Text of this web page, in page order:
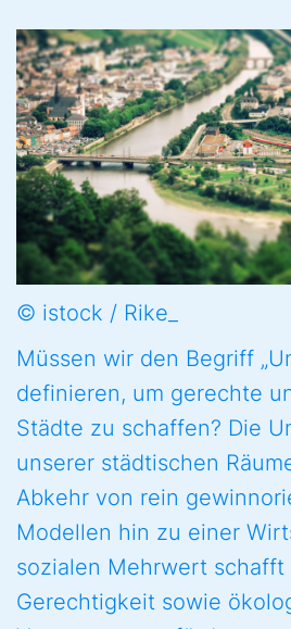
© istock / Rike_
Müssen wir den Begriff
definieren, um gerechte
Städte zu schaffen? Die
unserer städtischen
Abkehr von rein
Modellen hin zu einer
sozialen Mehrwert schafft
Gerechtigkeit sowie